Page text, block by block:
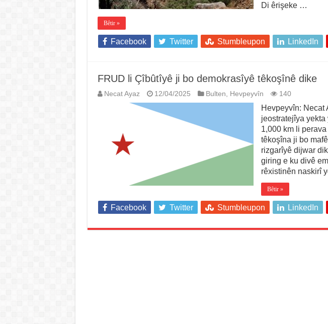
Di êrişeke …
Bêtir »
Facebook Twitter Stumbleupon LinkedIn
FRUD li Çîbûtîyê ji bo demokrasîyê têkoşînê dike
Necat Ayaz 12/04/2025 Bulten, Hevpeyvîn 140
Hevpeyvîn: Necat
jeostratejîya
1,000 km li
têkoşîna ji bo
rizgarîyê dijwar
giring e ku divê
rêxistinên naskirî
Bêtir »
Facebook Twitter Stumbleupon LinkedIn